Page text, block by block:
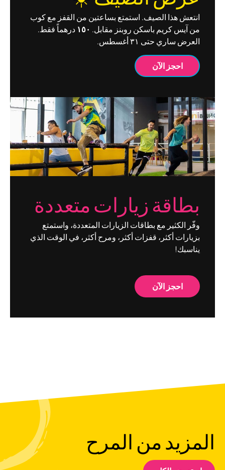
انتعش هذا الصيف. استمتع بساعتين من القفز مع كوب
من آيس كريم باسكن روبنز مقابل. ١٥٠ درهماً فقط.
العرض ساري حتى ٣١ أغسطس.
احجز الآن
بطاقة زيارات متعددة
وفّر الكثير مع بطاقات الزيارات المتعددة، واستمتع
بزيارات أكثر، قفزات أكثر، ومرح أكثر، في الوقت الذي
يناسبك!
احجز الآن
المزيد من المرح